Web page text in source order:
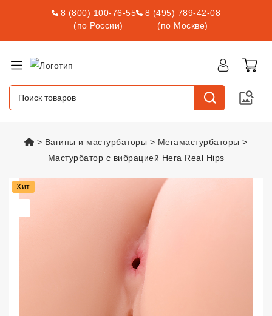
8 (800) 100-76-55
(по России)
8 (495) 789-42-08
(по Москве)
vsexshop.ru
Вагины и мастурбаторы
Мегамастурбаторы
Мастурбатор с вибрацией Hera Real Hips
Хит Мастурбатор с вибрацией